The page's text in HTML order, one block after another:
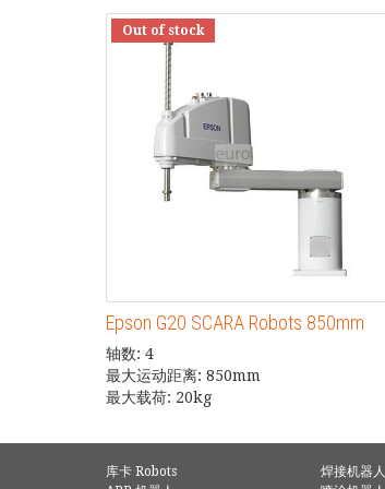
Out of stock
Epson G20 SCARA Robots 850mm
轴数: 4
最大运动距离: 850mm
最大载荷: 20kg
库卡 Robots
焊接机器人